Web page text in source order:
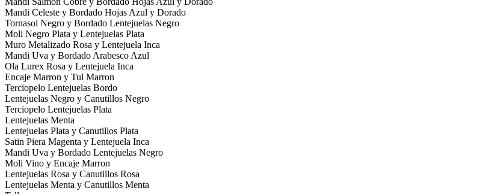
Mandi Celeste y Bordado Hojas Azul y Dorado
Tornasol Negro y Bordado Lentejuelas Negro
Moli Negro Plata y Lentejuelas Plata
Muro Metalizado Rosa y Lentejuela Inca
Mandi Uva y Bordado Arabesco Azul
Ola Lurex Rosa y Lentejuela Inca
Encaje Marron y Tul Marron
Terciopelo Lentejuelas Bordo
Lentejuelas Negro y Canutillos Negro
Terciopelo Lentejuelas Plata
Lentejuelas Menta
Lentejuelas Plata y Canutillos Plata
Satin Piera Magenta y Lentejuela Inca
Mandi Uva y Bordado Lentejuelas Negro
Moli Vino y Encaje Marron
Lentejuelas Rosa y Canutillos Rosa
Lentejuelas Menta y Canutillos Menta